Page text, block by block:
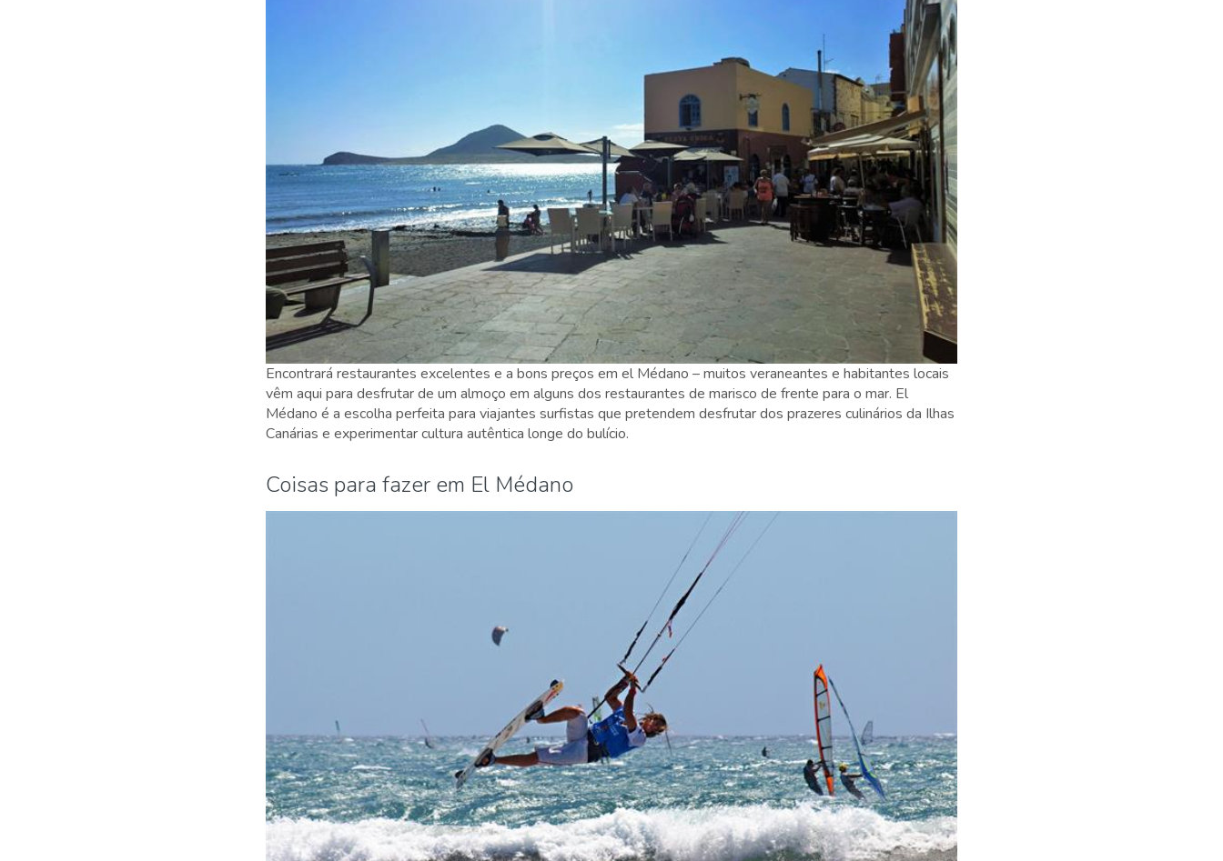
Encontrará restaurantes excelentes e a bons preços em el Médano – muitos veraneantes e habitantes locais
vêm aqui para desfrutar de um almoço em alguns dos restaurantes de marisco de frente para o mar. El
Médano é a escolha perfeita para viajantes surfistas que pretendem desfrutar dos prazeres culinários da Ilhas
Canárias e experimentar cultura autêntica longe do bulício.
Coisas para fazer em El Médano